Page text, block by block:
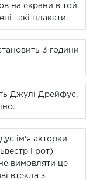
на екрани в той
такі плакати.
3 години
Джулі Дрейфус,
ім'я акторки
Грот)
вимовляти це
втекла з